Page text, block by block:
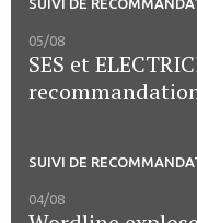
SUIVI DE
05/08
SES et
SUIVI DE
04/08